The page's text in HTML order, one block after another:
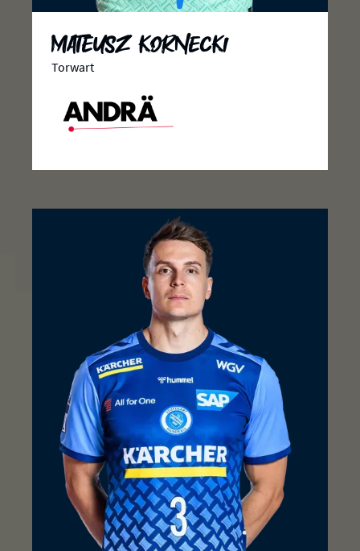
Mateusz Kornecki
Torwart